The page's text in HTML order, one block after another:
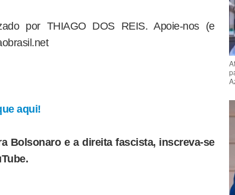
por THIAGO DOS REIS. Apoie-nos (e
aqui!
Bolsonaro e a direita fascista, inscreva-se